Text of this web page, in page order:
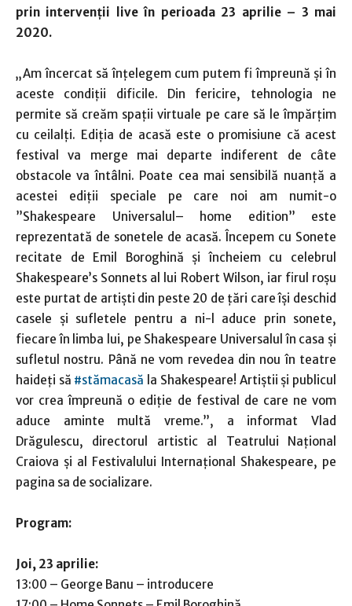
prin intervenții live în perioada 23 aprilie – 3 mai
2020.
„Am încercat să înțelegem cum putem fi împreună și în
aceste condiții dificile. Din fericire, tehnologia ne
permite să creăm spații virtuale pe care să le împărțim
cu ceilalți. Ediția de acasă este o promisiune că acest
festival va merge mai departe indiferent de câte
obstacole va întâlni. Poate cea mai sensibilă nuanță a
acestei ediții speciale pe care noi am numit-o
”Shakespeare Universalul– home edition” este
reprezentată de sonetele de acasă. Începem cu Sonete
recitate de Emil Boroghină și încheiem cu celebrul
Shakespeare’s Sonnets al lui Robert Wilson, iar firul roșu
este purtat de artiști din peste 20 de țări care își deschid
casele și sufletele pentru a ni-l aduce prin sonete,
fiecare în limba lui, pe Shakespeare Universalul în casa și
sufletul nostru. Până ne vom revedea din nou în teatre
haideți să #stămacasă la Shakespeare! Artiștii și publicul
vor crea împreună o ediție de festival de care ne vom
aduce aminte multă vreme.”, a informat Vlad
Drăgulescu, directorul artistic al Teatrului Național
Craiova și al Festivalului Internațional Shakespeare, pe
pagina sa de socializare.
Program:
Joi, 23 aprilie:
13:00 – George Banu – introducere